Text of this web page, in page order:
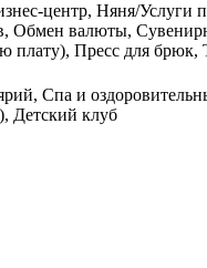
центр, Няня/Услуги
валюты,
плату), Пресс для
Спа и
Детский клуб